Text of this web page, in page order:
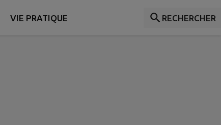
VIE PRATIQUE RECHERCHER